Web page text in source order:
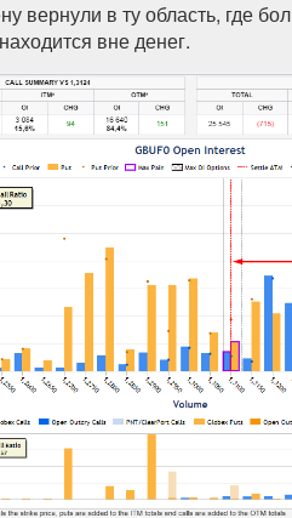
вернули в ту область, где
вне денег.